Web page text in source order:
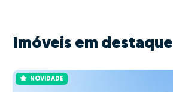
Imóveis em destaque
NOVIDADE